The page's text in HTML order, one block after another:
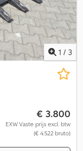
1 / 3
€ 3.800
EXW Vaste prijs excl. btw
(€ 4.522 bruto)